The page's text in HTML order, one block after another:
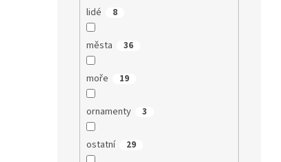
lidé 8
města 36
moře 19
ornamenty 3
ostatní 29